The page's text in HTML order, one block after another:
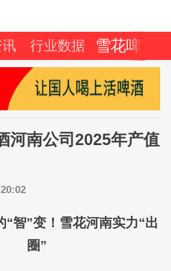
行业数据 雪花啤酒
河南公司2025年产值
“智”变！雪花河南实力“出
圈”